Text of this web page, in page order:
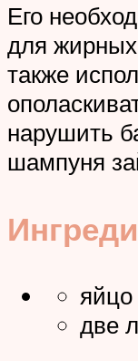
Его
для
также
нарушить
шампуня
две